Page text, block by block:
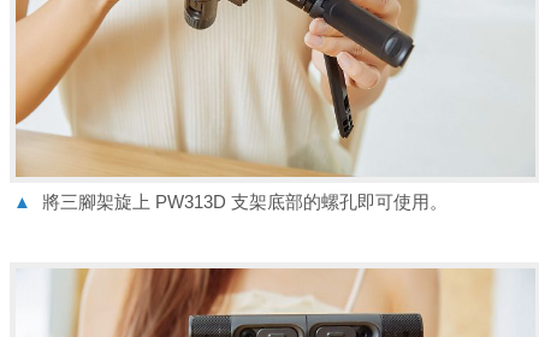
▲ 將三腳架旋上 PW313D 支架底部的螺孔即可使用。